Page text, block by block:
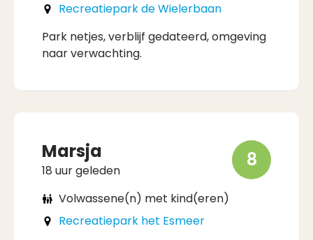
Recreatiepark de Wielerbaan
Park netjes, verblijf gedateerd, omgeving
naar verwachting.
Marsja
18 uur geleden 8
Volwassene(n) met kind(eren)
Recreatiepark het Esmeer